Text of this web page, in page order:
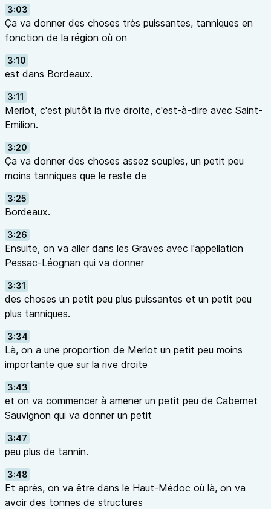
3:03
Ça va donner des choses très puissantes, tanniques en
fonction de la région où on
3:10
est dans Bordeaux.
3:11
Merlot, c'est plutôt la rive droite, c'est-à-dire avec Saint-
Emilion.
3:20
Ça va donner des choses assez souples, un petit peu
moins tanniques que le reste de
3:25
Bordeaux.
3:26
Ensuite, on va aller dans les Graves avec l'appellation
Pessac-Léognan qui va donner
3:31
des choses un petit peu plus puissantes et un petit peu
plus tanniques.
3:34
Là, on a une proportion de Merlot un petit peu moins
importante que sur la rive droite
3:43
et on va commencer à amener un petit peu de Cabernet
Sauvignon qui va donner un petit
3:47
peu plus de tannin.
3:48
Et après, on va être dans le Haut-Médoc où là, on va
avoir des tonnes de structures